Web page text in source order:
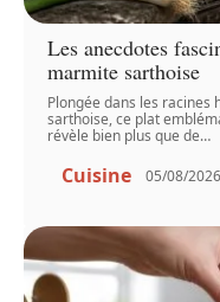
Les anecdotes
marmite sarthoise
Plongée dans les
sarthoise, ce plat
révèle bien plus que de…
Cuisine 05/08/2026